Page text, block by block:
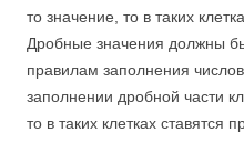
то значение, то в таких
Дробные значения должны
правилам заполнения
заполнении дробной части
то в таких клетках ставятся